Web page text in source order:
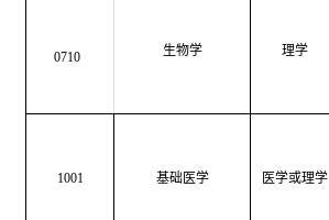
0710 生物学 理学
1001 基础医学 医学或理学